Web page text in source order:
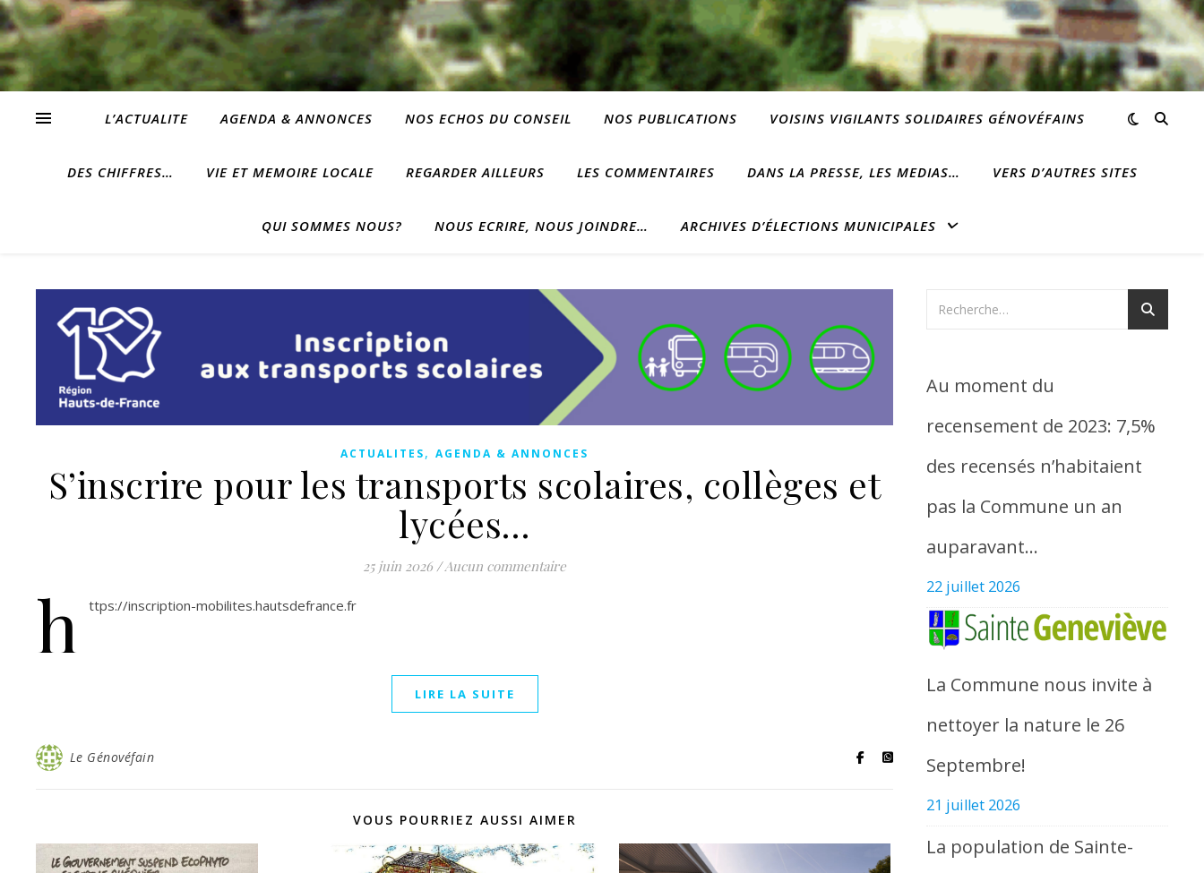
L’ACTUALITE AGENDA & ANNONCES NOS ECHOS DU CONSEIL NOS PUBLICATIONS VOISINS VIGILANTS SOLIDAIRES GÉNOVÉFAINS
DES CHIFFRES… VIE ET MEMOIRE LOCALE REGARDER AILLEURS LES COMMENTAIRES DANS LA PRESSE, LES MEDIAS… VERS D’AUTRES SITES
QUI SOMMES NOUS? NOUS ECRIRE, NOUS JOINDRE… ARCHIVES D’ÉLECTIONS MUNICIPALES
ACTUALITES, AGENDA & ANNONCES
S’inscrire pour les transports scolaires, collèges et
lycées…
25 juin 2026 / Aucun commentaire
h ttps://inscription-mobilites.hautsdefrance.fr
LIRE LA SUITE
Le Génovéfain
VOUS POURRIEZ AUSSI AIMER
Au moment du
recensement de 2023: 7,5%
des recensés n’habitaient
pas la Commune un an
auparavant…
22 juillet 2026
La Commune nous invite à
nettoyer la nature le 26
Septembre!
21 juillet 2026
La population de Sainte-